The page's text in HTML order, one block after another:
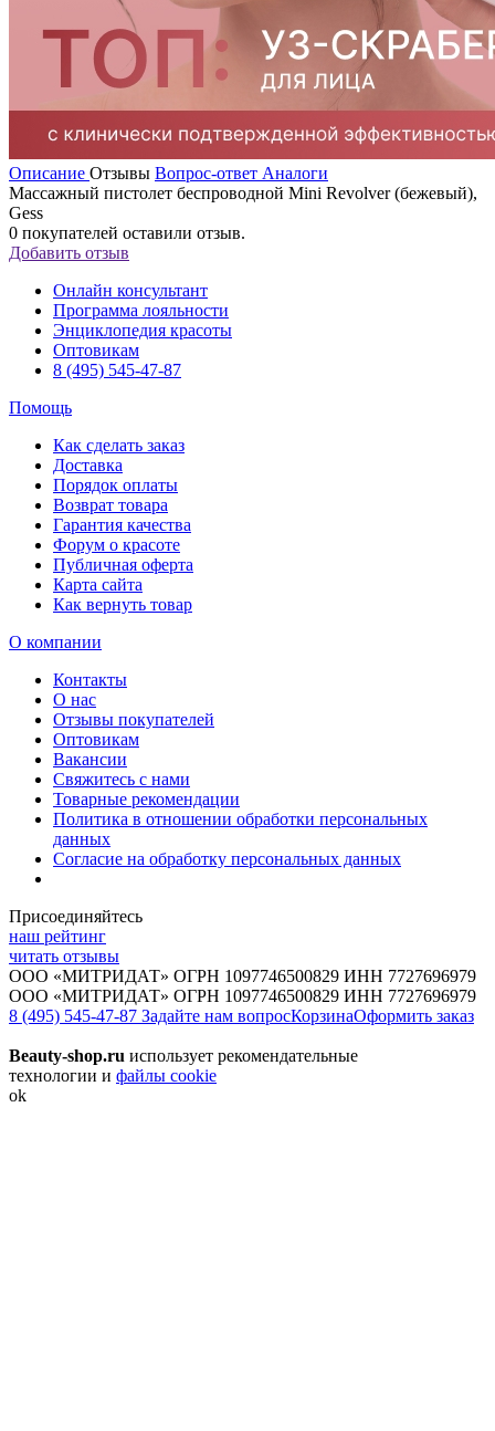
Описание Отзывы Вопрос-ответ Аналоги
Массажный пистолет беспроводной Mini Revolver (бежевый),
Gess
0 покупателей оставили отзыв.
Добавить отзыв
Онлайн консультант
Программа лояльности
Энциклопедия красоты
Оптовикам
8 (495) 545-47-87
Помощь
Как сделать заказ
Доставка
Порядок оплаты
Возврат товара
Гарантия качества
Форум о красоте
Публичная оферта
Карта сайта
Как вернуть товар
О компании
Контакты
О нас
Отзывы покупателей
Оптовикам
Вакансии
Свяжитесь с нами
Товарные рекомендации
Политика в отношении обработки персональных
данных
Согласие на обработку персональных данных
Присоединяйтесь
наш рейтинг
читать отзывы
ООО «МИТРИДАТ» ОГРН 1097746500829 ИНН 7727696979
ООО «МИТРИДАТ» ОГРН 1097746500829 ИНН 7727696979
8 (495) 545-47-87 Задайте нам вопросКорзинаОформить заказ
Beauty-shop.ru использует рекомендательные
технологии и файлы cookie
ok